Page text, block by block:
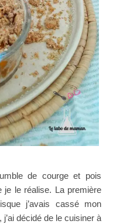
de courge et pois
je le réalise. La première
j’avais cassé mon
décidé de le cuisiner à